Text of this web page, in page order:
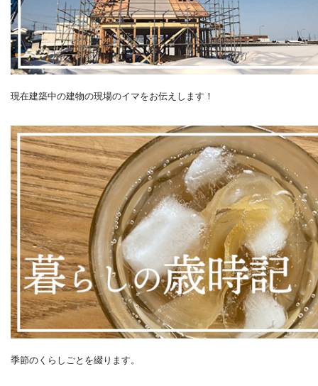
現在建築中の建物の現場のイマをお伝えします！
季節のくらしごとを綴ります。